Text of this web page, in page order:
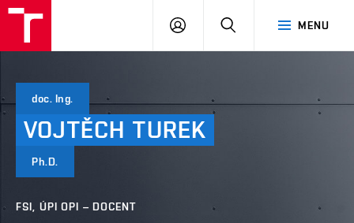
MENU
PŘIHLÁSIT
doc. Ing.
VOJTĚCH TUREK
Ph.D.
FSI, ÚPI OPI – DOCENT